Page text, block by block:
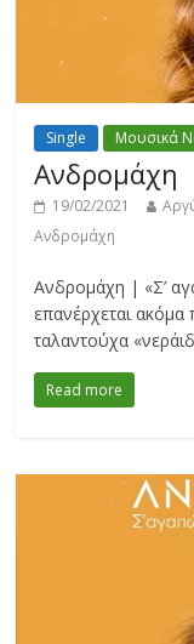
Single Μουσικά
Ανδρομάχη
19/02/2021
Ανδρομάχη
Ανδρομάχη | «Σ’
επανέρχεται
ταλαντούχα
Read more